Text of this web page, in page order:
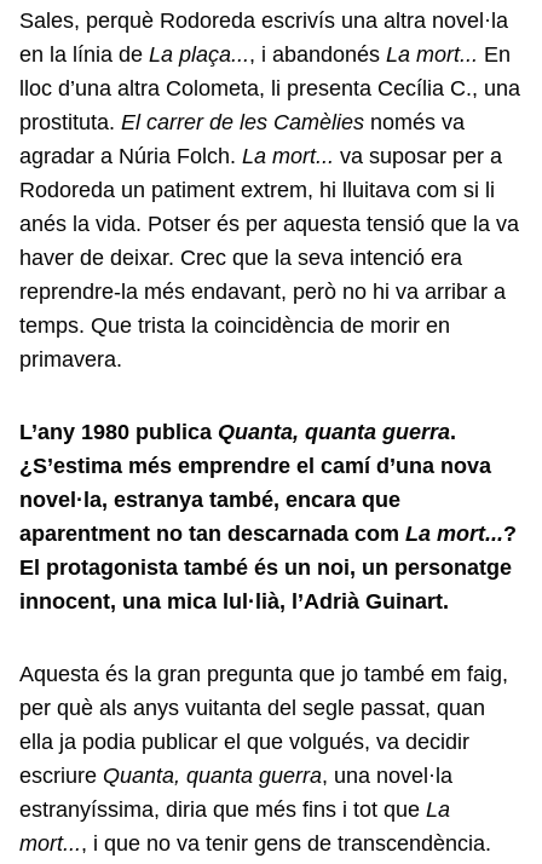
Sales, perquè Rodoreda escrivís una altra novel·la
en la línia de La plaça..., i abandonés La mort... En
lloc d’una altra Colometa, li presenta Cecília C., una
prostituta. El carrer de les Camèlies només va
agradar a Núria Folch. La mort... va suposar per a
Rodoreda un patiment extrem, hi lluitava com si li
anés la vida. Potser és per aquesta tensió que la va
haver de deixar. Crec que la seva intenció era
reprendre-la més endavant, però no hi va arribar a
temps. Que trista la coincidència de morir en
primavera.
L’any 1980 publica Quanta, quanta guerra.
¿S’estima més emprendre el camí d’una nova
novel·la, estranya també, encara que
aparentment no tan descarnada com La mort...?
El protagonista també és un noi, un personatge
innocent, una mica lul·lià, l’Adrià Guinart.
Aquesta és la gran pregunta que jo també em faig,
per què als anys vuitanta del segle passat, quan
ella ja podia publicar el que volgués, va decidir
escriure Quanta, quanta guerra, una novel·la
estranyíssima, diria que més fins i tot que La
mort..., i que no va tenir gens de transcendència.